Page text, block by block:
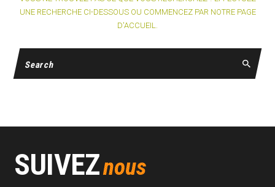
UNE RECHERCHE CI-DESSOUS OU COMMENCEZ PAR NOTRE PAGE
D'ACCUEIL
SUIVEZnous